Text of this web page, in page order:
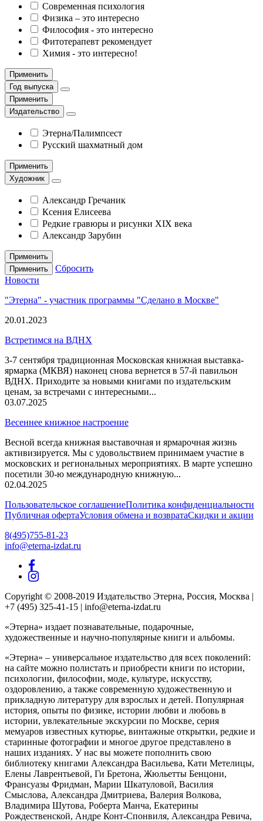
Современная психология
Физика – это интересно
Философия - это интересно
Фитотерапевт рекомендует
Химия - это интересно!
Применить
Год выпуска
Применить
Издательство
Этерна/Палимпсест
Русский шахматный дом
Применить
Художник
Александр Гречаник
Ксения Елисеева
Редкие гравюры и рисунки XIX века
Александр Зарубин
Применить
Применить
Сбросить
Новости
"Этерна" - участник программы "Сделано в Москве"
20.01.2023
Встретимся на ВДНХ
3-7 сентября традиционная Московская книжная выставка-
ярмарка (МКВЯ) наконец снова вернется в 57-й павильон
ВДНХ. Приходите за новыми книгами по издательским
ценам, за встречами с интересными...
03.07.2025
Весеннее книжное настроение
Весной всегда книжная выставочная и ярмарочная жизнь
активизируется. Мы с удовольствием принимаем участие в
московских и региональных мероприятиях. В марте успешно
посетили 30-ю международную книжную...
02.04.2025
Пользовательское соглашениеПолитика конфиденциальности
Публичная офертаУсловия обмена и возвратаСкидки и акции
8(495)755-81-23
info@eterna-izdat.ru
Copyright © 2008-2019 Издательство Этерна, Россия, Москва |
+7 (495) 325-41-15 | info@eterna-izdat.ru
«Этерна» издает познавательные, подарочные,
художественные и научно-популярные книги и альбомы.
«Этерна» – универсальное издательство для всех поколений:
на сайте можно полистать и приобрести книги по истории,
психологии, философии, моде, культуре, искусству,
оздоровлению, а также современную художественную и
прикладную литературу для взрослых и детей. Популярная
история, опыты по физике, истории любви и любовь в
истории, увлекательные экскурсии по Москве, серия
мемуаров известных кутюрье, винтажные открытки, редкие и
старинные фотографии и многое другое представлено в
наших изданиях. У нас вы можете пополнить свою
библиотеку книгами Александра Васильева, Кати Метелицы,
Елены Лаврентьевой, Ги Бретона, Жюльетты Бенцони,
Франсуазы Фридман, Марии Шкатуловой, Василия
Смыслова, Александра Дмитриева, Валерия Волкова,
Владимира Шутова, Роберта Манча, Екатерины
Рождественской, Андре Конт-Спонвиля, Александра Ревича,